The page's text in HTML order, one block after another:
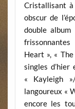
Cristallisant
obscur de
double
frissonnantes
Heart », «
singles d’hier
« Kayleigh
langoureux «
encore les